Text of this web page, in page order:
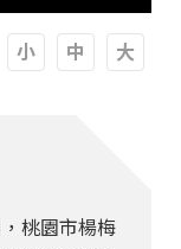
桃園市楊梅